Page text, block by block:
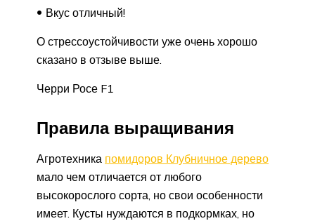
Вкус отличный!
О стрессоустойчивости уже очень хорошо
сказано в отзыве выше.
Черри Росе F1
Правила выращивания
Агротехника помидоров Клубничное дерево
мало чем отличается от любого
высокорослого сорта, но свои особенности
имеет. Кусты нуждаются в подкормках, но